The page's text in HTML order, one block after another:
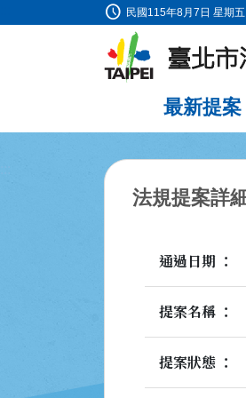
最新提案
schedule 民國115年8月7日 星期
法規提案詳
通過日期
提案名稱
提案狀態